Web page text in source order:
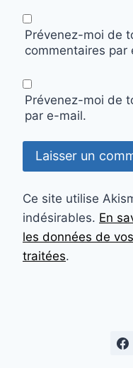
Prévenez-moi de
commentaires par
Prévenez-moi de
par e-mail.
Ce site utilise
indésirables. En
les données de
traitées.